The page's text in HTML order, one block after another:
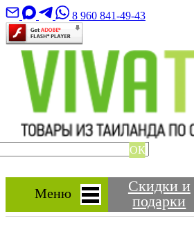
8 960 841-49-43
ОК
Меню
Скидки и
подарки